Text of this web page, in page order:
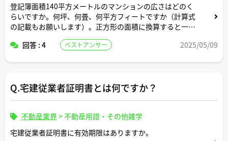
て、宅建業法上の制限はないという認識で良いですか。
お忙しいところすみませんが、ご回答いただけると嬉しく
思います。
登記簿面積140平方メートルのマンションの広さはどのく
らいですか。何坪、何畳、何平方フィートですか（計算式
の記載もお願いします）。正方形の面積に換算すると一辺
か。回答 : 4 ベストアンサー 2025/05/09
Q.宅建従業者証明書とは何ですか？
不動産業界>不動産用語・その他雑学
宅建従業者証明書に有効期限はありますか。